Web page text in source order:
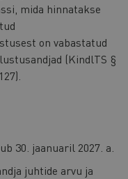
mida hinnatakse
on vabastatud
(KindlTS §
30. jaanuaril 2027. a.
juhtide arvu ja